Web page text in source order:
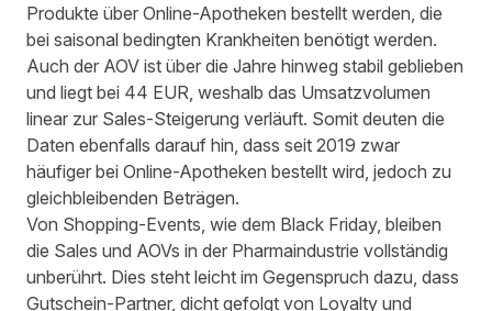
Produkte über Online-Apotheken bestellt werden, die
bei saisonal bedingten Krankheiten benötigt werden.
Auch der AOV ist über die Jahre hinweg stabil geblieben
und liegt bei 44 EUR, weshalb das Umsatzvolumen
linear zur Sales-Steigerung verläuft. Somit deuten die
Daten ebenfalls darauf hin, dass seit 2019 zwar
häufiger bei Online-Apotheken bestellt wird, jedoch zu
gleichbleibenden Beträgen.
Von Shopping-Events, wie dem Black Friday, bleiben
die Sales und AOVs in der Pharmaindustrie vollständig
unberührt. Dies steht leicht im Gegenspruch dazu, dass
Gutschein-Partner, dicht gefolgt von Loyalty und